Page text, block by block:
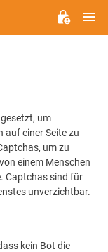
um
einer Seite zu
um zu
einem Menschen
Captchas sind für
unverzichtbar.
kein Bot die